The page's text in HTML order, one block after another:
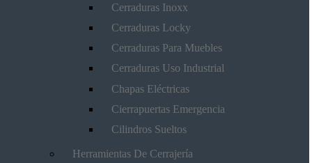
Cerraduras Inoxx
Cerraduras Locky
Cerraduras Para Muebles
Cerraduras Uso Industrial
Chapas Eléctricas
Cierrapuertas Emergencia
Cilindros Sueltos
Herramientas De Cerrajería